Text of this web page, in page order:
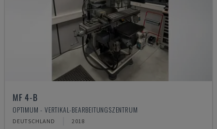
MF 4-B
OPTIMUM - VERTIKAL-BEARBEITUNGSZENTRUM
DEUTSCHLAND 2018